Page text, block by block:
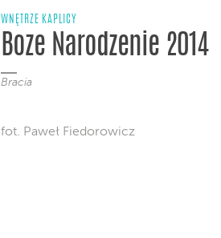
WNĘTRZE KAPLICY
Boze Narodzenie 2014
Bracia
fot. Paweł Fiedorowicz